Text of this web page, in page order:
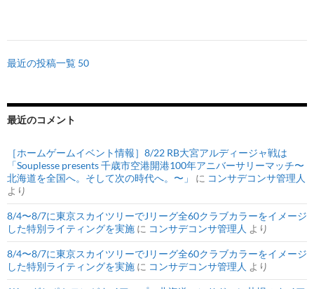
最近の投稿一覧 50
最近のコメント
［ホームゲームイベント情報］8/22 RB大宮アルディージャ戦は
「Souplesse presents 千歳市空港開港100年アニバーサリーマッチ〜
北海道を全国へ。そして次の時代へ。〜」
に コンサデコンサ管理人
より
8/4〜8/7に東京スカイツリーでJリーグ全60クラブカラーをイメージ
した特別ライティングを実施 に コンサデコンサ管理人 より
8/4〜8/7に東京スカイツリーでJリーグ全60クラブカラーをイメージ
した特別ライティングを実施 に コンサデコンサ管理人 より